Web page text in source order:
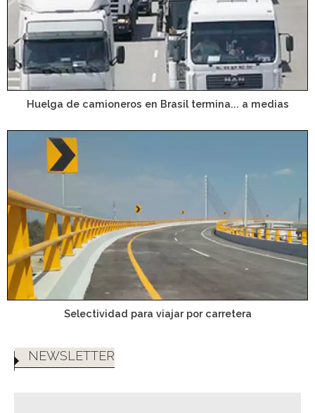
Huelga de camioneros en Brasil termina... a medias
Selectividad para viajar por carretera
NEWSLETTER